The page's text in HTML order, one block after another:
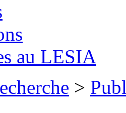
au LESIA
>